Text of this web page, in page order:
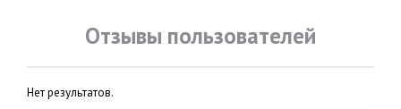
опухоль Вильмса, рак эндометрия, рак шейки матки, рак
миеломная болезнь, лимфогранулематоз, неходжкинская
Отзывы пользователей
Нет результатов.